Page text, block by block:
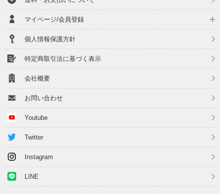
マイページ/会員登録
個人情報保護方針
特定商取引法に基づく表示
会社概要
お問い合わせ
Youtube
Twitter
Instagram
LINE